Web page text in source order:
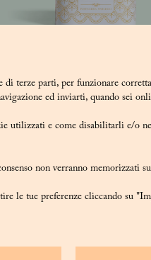
terze parti, per funzionare
ed inviarti, quando sei
utilizzati e come disabilitarli e/o
non verranno memorizzati
le tue preferenze cliccando su
30 €